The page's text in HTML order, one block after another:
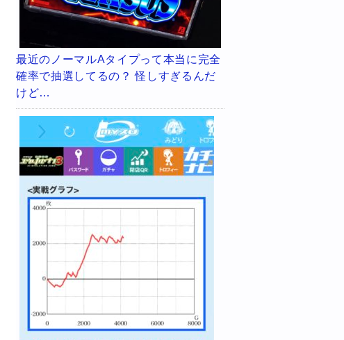
最近のノーマルAタイプって本当に完全
確率で抽選してるの？ 怪しすぎるんだ
けど…